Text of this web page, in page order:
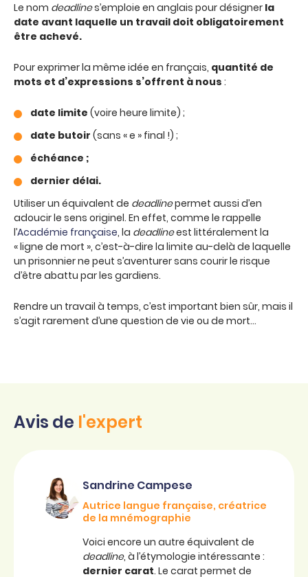
Le nom deadlines’emploie en anglais pour désigner la
date avant laquelle un travail doit obligatoirement
être achevé.
Pour exprimer la même idée en français, quantité de
mots et d’expressions s’offrent à nous :
date limite (voire heure limite) ;
date butoir (sans « e » final !) ;
échéance ;
dernier délai.
Utiliser un équivalent de deadlinepermet aussi d’en
adoucir le sens originel. En effet, comme le rappelle
l’Académie française, la deadlineest littéralement la
« ligne de mort », c’est-à-dire la limite au-delà de laquelle
un prisonnier ne peut s’aventurer sans courir le risque
d’être abattu par les gardiens.
Rendre un travail à temps, c’est important bien sûr, mais il
s’agit rarement d’une question de vie ou de mort…
Avis de l'expert
Sandrine Campese
Autrice langue française, créatrice
de la mnémographie
Voici encore un autre équivalent de
deadline, à l’étymologie intéressante :
dernier carat. Le carat permet de